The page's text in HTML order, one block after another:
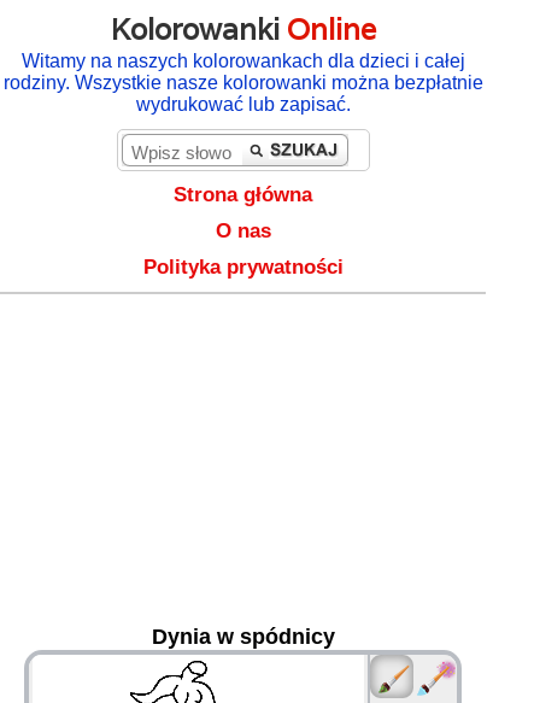
Kolorowanki Online
Witamy na naszych kolorowankach dla dzieci i całej
rodziny. Wszystkie nasze kolorowanki można bezpłatnie
wydrukować lub zapisać.
Strona główna
O nas
Polityka prywatności
Dynia w spódnicy